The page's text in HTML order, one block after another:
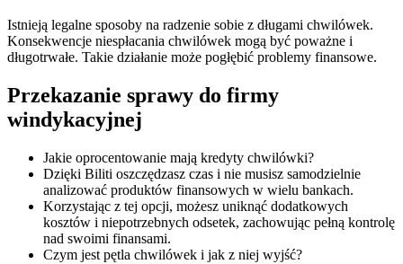
Istnieją legalne sposoby na radzenie sobie z długami chwilówek.
Konsekwencje niespłacania chwilówek mogą być poważne i
długotrwałe. Takie działanie może pogłębić problemy finansowe.
Przekazanie sprawy do firmy
windykacyjnej
Jakie oprocentowanie mają kredyty chwilówki?
Dzięki Biliti oszczędzasz czas i nie musisz samodzielnie
analizować produktów finansowych w wielu bankach.
Korzystając z tej opcji, możesz uniknąć dodatkowych
kosztów i niepotrzebnych odsetek, zachowując pełną kontrolę
nad swoimi finansami.
Czym jest pętla chwilówek i jak z niej wyjść?